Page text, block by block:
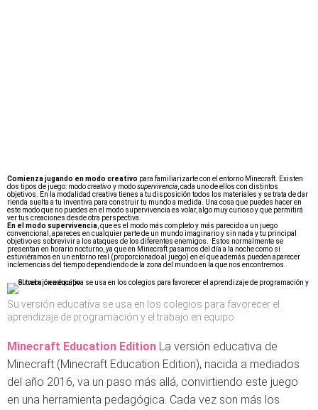
Comienza jugando en modo creativo para familiarizarte con el entorno Minecraft. Existen
dos tipos de juego: modocreativo y modosupervivencia , cada uno de ellos con distintos
objetivos. En la modalidad creativa tienes a tu disposición todos los materiales y se trata de dar
rienda suelta a tu inventiva para construir tu mundo a medida. Una cosa que puedes hacer en
este modo que no puedes en el modo supervivencia es volar, algo muy curioso y que permitirá
ver tus creaciones desde otra perspectiva.
En el modo supervivencia , que es el modo más completo y más parecido a un juego
convencional, apareces en cualquier parte de un mundo imaginario y sin nada y tu principal
objetivo es sobrevivir a los ataques de los diferentes enemigos. Estos normalmente se
presentan en horario nocturno, ya que en Minecraft pasamos del día a la noche como si
estuviéramos en un entorno real (proporcionado al juego) en el que además pueden aparecer
inclemencias del tiempo dependiendo de la zona del mundo en la que nos encontremos.
Su versión educativa se usa en los colegios para favorecer el
aprendizaje de programación y el trabajo en equipo
Minecraft Education Edition La versión educativa de
Minecraft (Minecraft Education Edition), nacida a mediados
del año 2016, va un paso más allá, convirtiendo este juego
en una herramienta pedagógica. Cada vez son más los